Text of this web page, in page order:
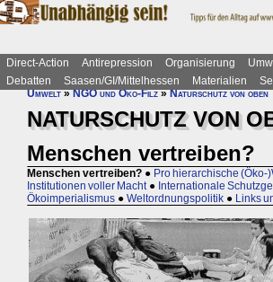
Direct-Action Antirepression Organisierung
Debatten
Saasen/GI/Mittelhessen Materialien
Umwelt»NGO und Öko-Filz»Naturschutz von oben
NATURSCHUTZ VON
Menschen vertreiben?
Menschen vertreiben? ● Pro hierarchische (Öko-
Institutionen voller Macht ● Internationale
Ökoimperialismus ● Weltordnungspolitik ● Links